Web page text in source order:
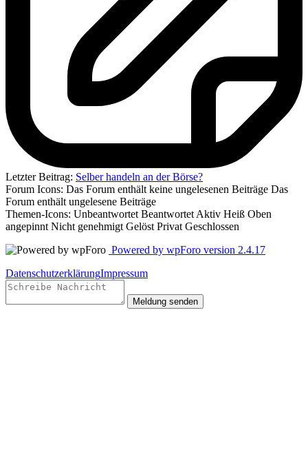
Letzter Beitrag: Selber handeln an der Börse?
Forum Icons: Das Forum enthält keine ungelesenen Beiträge Das
Forum enthält ungelesene Beiträge
Themen-Icons: Unbeantwortet Beantwortet Aktiv Heiß Oben
angepinnt Nicht genehmigt Gelöst Privat Geschlossen
Powered by wpForo version 2.4.17
DatenschutzerklärungImpressum